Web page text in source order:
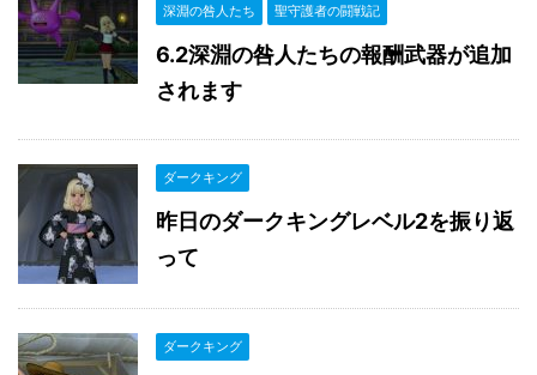
深淵の咎人たち
聖守護者の闘戦記
6.2深淵の咎人たちの報酬武器が追加
されます
ダークキング
昨日のダークキングレベル2を振り返
って
ダークキング